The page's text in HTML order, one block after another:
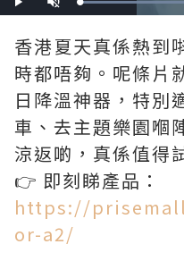
Play Unmute
香港夏天真係熱到
時都唔夠。呢條片
日降溫神器，特別
車、去主題樂園嗰
涼返啲，真係值得
👉 即刻睇產品：
https://
or-a2/